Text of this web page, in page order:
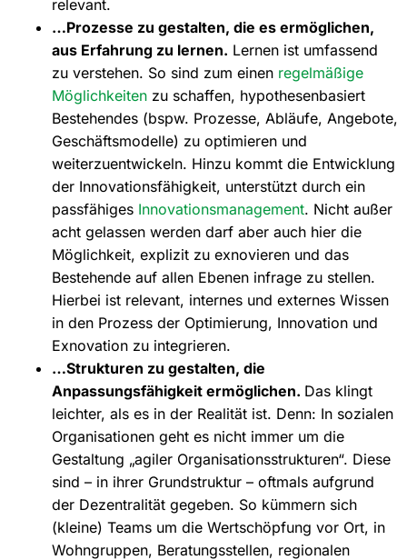
relevant.
…Prozesse zu gestalten, die es ermöglichen,
aus Erfahrung zu lernen. Lernen ist umfassend
zu verstehen. So sind zum einenregelmäßige
Möglichkeiten zu schaffen, hypothesenbasiert
Bestehendes (bspw. Prozesse, Abläufe, Angebote,
Geschäftsmodelle) zu optimieren und
weiterzuentwickeln. Hinzu kommt die Entwicklung
der Innovationsfähigkeit, unterstützt durch ein
passfähiges Innovationsmanagement. Nicht außer
acht gelassen werden darf aber auch hier die
Möglichkeit, explizit zu exnovieren und das
Bestehende auf allen Ebenen infrage zu stellen.
Hierbei ist relevant, internes und externes Wissen
in den Prozess der Optimierung, Innovation und
Exnovation zu integrieren.
…Strukturen zu gestalten, die
Anpassungsfähigkeit ermöglichen. Das klingt
leichter, als es in der Realität ist. Denn: In sozialen
Organisationen geht es nicht immer um die
Gestaltung „agiler Organisationsstrukturen“. Diese
sind – in ihrer Grundstruktur – oftmals aufgrund
der Dezentralität gegeben. So kümmern sich
(kleine) Teams um die Wertschöpfung vor Ort, in
Wohngruppen, Beratungsstellen, regionalen